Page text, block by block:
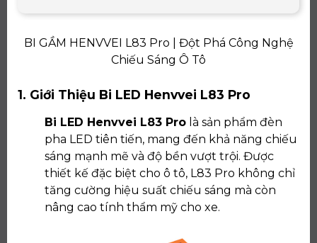
BI GẦM HENVVEI L83 Pro | Đột Phá Công Nghệ
Chiếu Sáng Ô Tô
1. Giới Thiệu Bi LED Henvvei L83 Pro
Bi LED Henvvei L83 Pro là sản phẩm đèn
pha LED tiên tiến, mang đến khả năng chiếu
sáng mạnh mẽ và độ bền vượt trội. Được
thiết kế đặc biệt cho ô tô, L83 Pro không chỉ
tăng cường hiệu suất chiếu sáng mà còn
nâng cao tính thẩm mỹ cho xe.